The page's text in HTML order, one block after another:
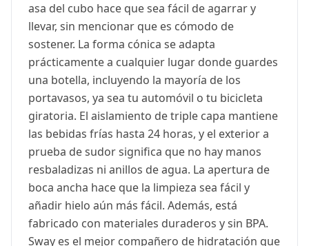
asa del cubo hace que sea fácil de agarrar y
llevar, sin mencionar que es cómodo de
sostener. La forma cónica se adapta
prácticamente a cualquier lugar donde guardes
una botella, incluyendo la mayoría de los
portavasos, ya sea tu automóvil o tu bicicleta
giratoria. El aislamiento de triple capa mantiene
las bebidas frías hasta 24 horas, y el exterior a
prueba de sudor significa que no hay manos
resbaladizas ni anillos de agua. La apertura de
boca ancha hace que la limpieza sea fácil y
añadir hielo aún más fácil. Además, está
fabricado con materiales duraderos y sin BPA.
Sway es el mejor compañero de hidratación que